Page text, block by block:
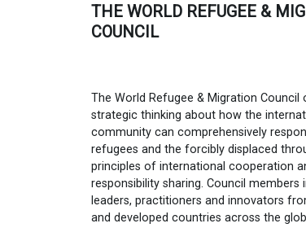
THE WORLD REFUGEE &
COUNCIL
The World Refugee & Migration Council
strategic thinking about how the
community can comprehensively
refugees and the forcibly displaced
principles of international cooperation
responsibility sharing. Council members
leaders, practitioners and innovators
and developed countries across the